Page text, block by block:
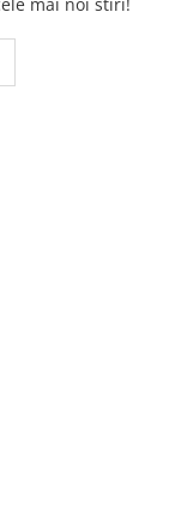
mai noi stiri!